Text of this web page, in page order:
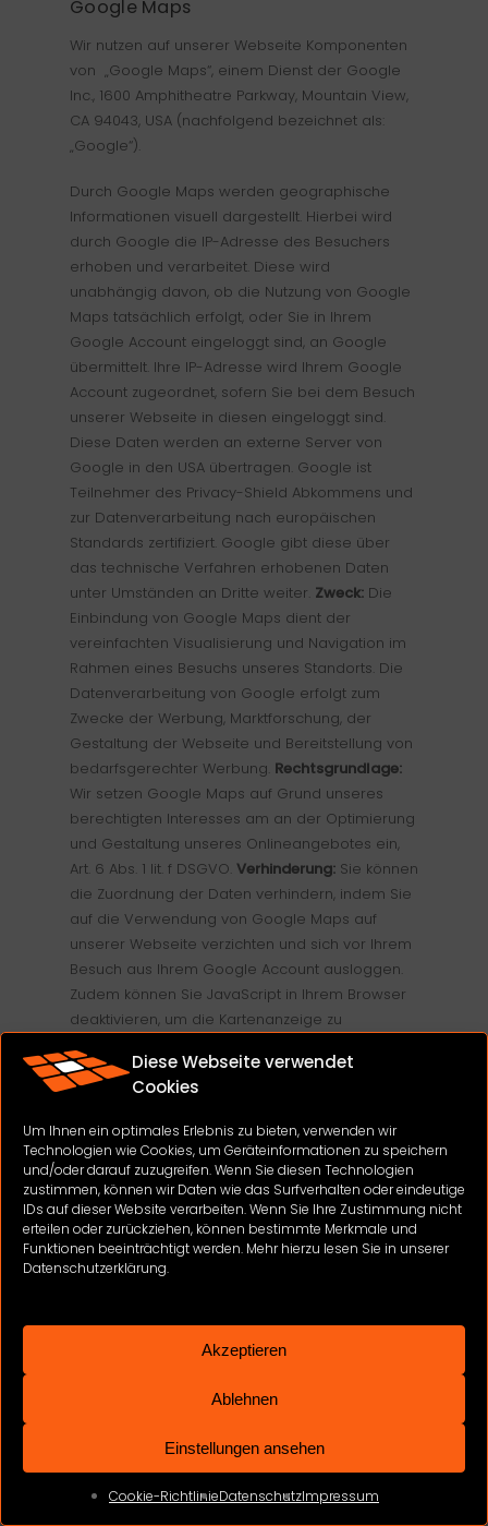
Diese Webseite verwendet
Cookies
Um Ihnen ein optimales Erlebnis zu bieten, verwenden wir
Technologien wie Cookies, um Geräteinformationen zu speichern
und/oder darauf zuzugreifen. Wenn Sie diesen Technologien
zustimmen, können wir Daten wie das Surfverhalten oder eindeutige
IDs auf dieser Website verarbeiten. Wenn Sie Ihre Zustimmung nicht
erteilen oder zurückziehen, können bestimmte Merkmale und
Funktionen beeinträchtigt werden. Mehr hierzu lesen Sie in unserer
Datenschutzerklärung.
Akzeptieren
Ablehnen
Einstellungen ansehen
Cookie-RichtlinieDatenschutzImpressum
Google Maps
Wir nutzen auf unserer Webseite Komponenten
von „Google Maps“, einem Dienst der Google
Inc., 1600 Amphitheatre Parkway, Mountain View,
CA 94043, USA (nachfolgend bezeichnet als:
„Google“).
Durch Google Maps werden geographische
Informationen visuell dargestellt. Hierbei wird
durch Google die IP-Adresse des Besuchers
erhoben und verarbeitet. Diese wird
unabhängig davon, ob die Nutzung von Google
Maps tatsächlich erfolgt, oder Sie in Ihrem
Google Account eingeloggt sind, an Google
übermittelt. Ihre IP-Adresse wird Ihrem Google
Account zugeordnet, sofern Sie bei dem Besuch
unserer Webseite in diesen eingeloggt sind.
Diese Daten werden an externe Server von
Google in den USA übertragen. Google ist
Teilnehmer des Privacy-Shield Abkommens und
zur Datenverarbeitung nach europäischen
Standards zertifiziert. Google gibt diese über
das technische Verfahren erhobenen Daten
unter Umständen an Dritte weiter. Zweck: Die
Einbindung von Google Maps dient der
vereinfachten Visualisierung und Navigation im
Rahmen eines Besuchs unseres Standorts. Die
Datenverarbeitung von Google erfolgt zum
Zwecke der Werbung, Marktforschung, der
Gestaltung der Webseite und Bereitstellung von
bedarfsgerechter Werbung. Rechtsgrundlage:
Wir setzen Google Maps auf Grund unseres
berechtigten Interesses am an der Optimierung
und Gestaltung unseres Onlineangebotes ein,
Art. 6 Abs. 1 lit. f DSGVO. Verhinderung: Sie können
die Zuordnung der Daten verhindern, indem Sie
auf die Verwendung von Google Maps auf
unserer Webseite verzichten und sich vor Ihrem
Besuch aus Ihrem Google Account ausloggen.
Zudem können Sie JavaScript in Ihrem Browser
deaktivieren, um die Kartenanzeige zu
Datenschutzbestimmungen von Google unter
folgendem Link
Informationen zum Drittanbieter:
Sitz innerhalb der EU: Google Dublin, Google
Ireland Ltd., Gordon House, Barrow Street, Dublin
4, Ireland, Fax: +353 (1) 436 1001.
http://www.google.com/intl/de/
http://www.google.de/intl/de/
Datennutzung durch Google bei Ihrer
https://www.google.com/intl/de/policies/
Werbezwecken:http://www.google.com/policies/